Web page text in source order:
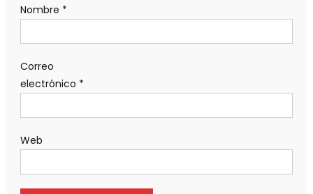
Nombre *
Correo
electrónico *
Web